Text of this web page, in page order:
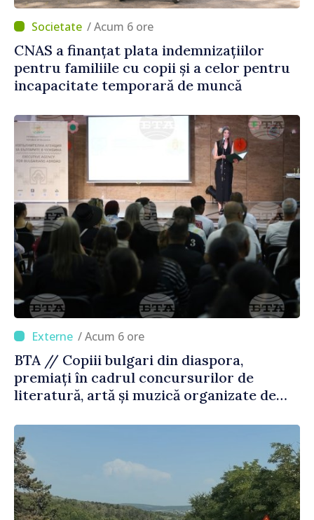
/ Acum 6 ore
CNAS a finanțat plata indemnizațiilor
pentru familiile cu copii și a celor pentru
incapacitate temporară de muncă
/ Acum 6 ore
BTA // Copiii bulgari din diaspora,
premiați în cadrul concursurilor de
literatură, artă și muzică organizate de
Străinătate